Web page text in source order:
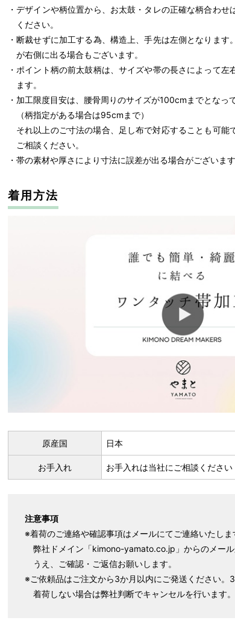
※ 上記表はワンタッチサイズ・帯の厚みや生地質・柄の位
す。
※ お客様指定のサイズがある場合は、別途ご相談ください
※ ご購入時に①身長 ②腰骨周りのサイズをご記入ください
・デザインや柄位置から、お太鼓・タレの正確な柄合わ
ください。
・断裁せずに加工する為、構造上、手先は左側となりま
が右側に出る場合もございます。
・ポイント柄の前太鼓柄は、サイズや帯の長さによって
ます。
・加工限度目安は、腰骨周りのサイズが100cmまでとなっ
（柄指定がある場合は95cmまで）
それ以上のご寸法の場合、足し布で対応することも可能
ご相談ください。
・帯の素材や厚さにより寸法に誤差が出る場合がございま
着用方法
原産国 日本
お手入れ お手入れは当社にご相談ください
注意事項
※着荷のご連絡や確認事項はメールにてご連絡いたしま
弊社ドメイン「kimono-yamato.co.jp」からのメー
うえ、ご確認・ご返信お願いします。
※ご依頼品はご注文から3か月以内にご発送ください。
着荷しない場合は弊社判断でキャンセルを行います。